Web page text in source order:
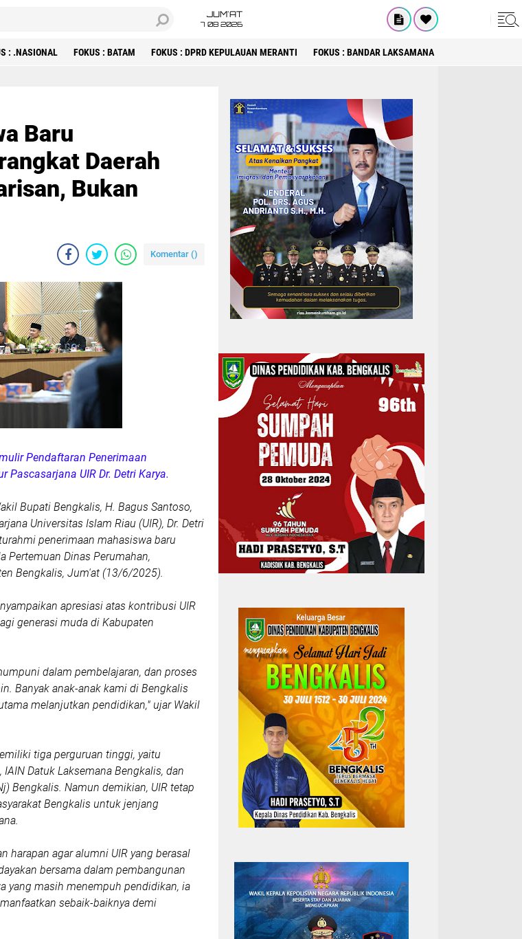
JUM'AT
7 08 2026
: .NASIONAL FOKUS : BATAM FOKUS : DPRD KEPULAUAN MERANTI FOKUS : BANDAR LAKSAMANA
Baru
Daerah
Bukan
Komentar ()
Pendaftaran Penerimaan
UIR Dr. Detri Karya.
Bupati Bengkalis, H. Bagus Santoso,
Universitas Islam Riau (UIR), Dr. Detri
penerimaan mahasiswa baru
Pertemuan Dinas Perumahan,
Bengkalis, Jum'at (13/6/2025).
apresiasi atas kontribusi UIR
generasi muda di Kabupaten
dalam pembelajaran, dan proses
Banyak anak-anak kami di Bengkalis
melanjutkan pendidikan," ujar Wakil
tiga perguruan tinggi, yaitu
Datuk Laksemana Bengkalis, dan
Bengkalis. Namun demikian, UIR tetap
Bengkalis untuk jenjang
harapan agar alumni UIR yang berasal
bersama dalam pembangunan
yang masih menempuh pendidikan, ia
sebaik-baiknya demi